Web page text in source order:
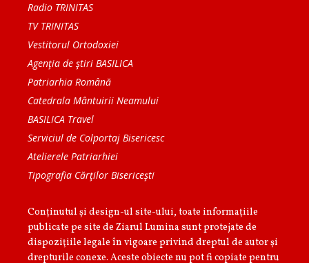
Radio TRINITAS
TV TRINITAS
Vestitorul Ortodoxiei
Agenţia de ştiri BASILICA
Patriarhia Română
Catedrala Mântuirii Neamului
BASILICA Travel
Serviciul de Colportaj Bisericesc
Atelierele Patriarhiei
Tipografia Cărţilor Bisericeşti
Conținutul și design-ul site-ului, toate informaţiile
publicate pe site de Ziarul Lumina sunt protejate de
dispoziţiile legale în vigoare privind dreptul de autor şi
drepturile conexe. Aceste obiecte nu pot fi copiate pentru